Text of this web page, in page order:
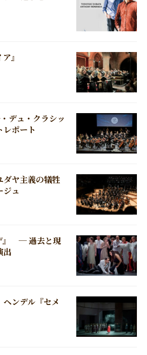
』
デュ・クラシッ
レポート
ダヤ主義の犠牲
ジュ
』 ─ 過去と現
出
ンデル『セメ